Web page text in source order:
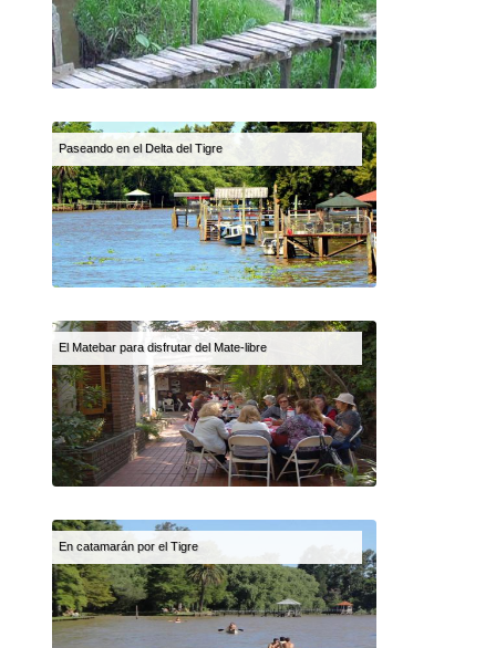
Paseando en el Delta del Tigre
El Matebar para disfrutar del Mate-libre
En catamarán por el Tigre